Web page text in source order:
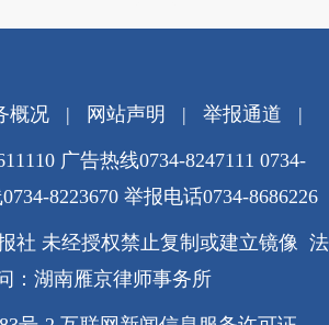
概况| 网站声明 | 举报通道 |
广告热线0734-8247111 0734-
8223670 举报电话0734-8686226
社 未经授权禁止复制或建立镜像 法
：湖南雁京律师事务所